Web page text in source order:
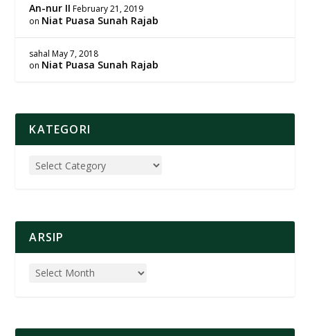
An-nur II February 21, 2019
on Niat Puasa Sunah Rajab
sahal May 7, 2018
on Niat Puasa Sunah Rajab
KATEGORI
ARSIP